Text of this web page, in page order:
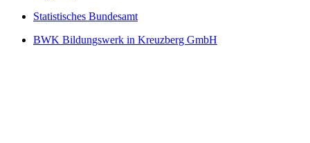
Statistisches Bundesamt
BWK Bildungswerk in Kreuzberg GmbH